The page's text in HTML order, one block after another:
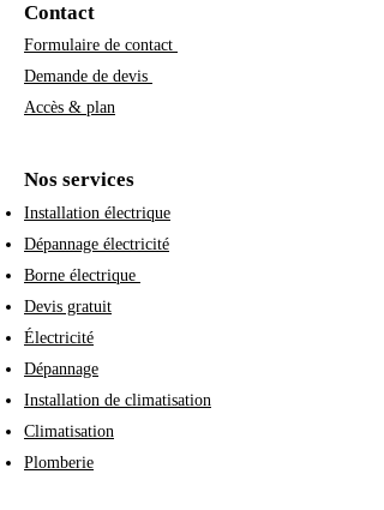
Contact
Formulaire de contact
Demande de devis
Accès & plan
Nos services
Installation électrique
Dépannage électricité
Borne électrique
Devis gratuit
Électricité
Dépannage
Installation de climatisation
Climatisation
Plomberie